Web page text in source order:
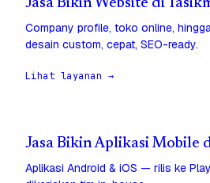
Jasa Bikin Website di
Company profile, toko online,
desain custom, cepat, SEO-ready.
Lihat layanan →
Jasa Bikin Aplikasi Mobile
Aplikasi Android & iOS — rilis ke